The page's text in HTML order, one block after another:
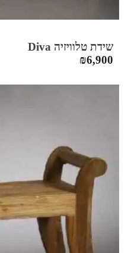
שידת טלוויזיה Diva
₪6,900